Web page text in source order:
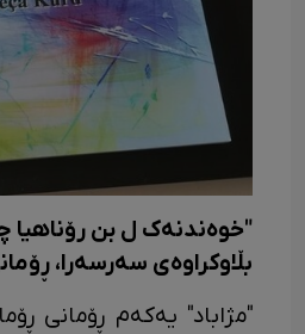
"خوەندنەک ل بن رۆناهیا
بڵاوکراوەی سەرسەرا،
"مژاباد" یەکەم ڕۆمانی